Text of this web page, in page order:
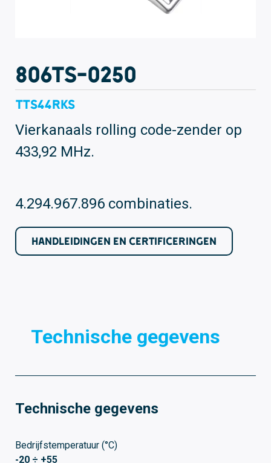
806TS-0250
TTS44RKS
Vierkanaals rolling code-zender op
433,92 MHz.
4.294.967.896 combinaties.
HANDLEIDINGEN EN CERTIFICERINGEN
Technische gegevens
Technische gegevens
Bedrijfstemperatuur (°C)
-20 ÷ +55